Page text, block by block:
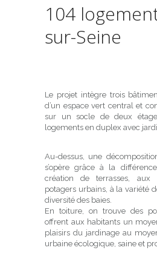
104
sur-Seine
Le projet intègre trois
d’un espace vert central et
sur un socle de deux
logements en duplex avec
Au-dessus, une
s’opère grâce à la
création de terrasses, aux
potagers urbains, à la variété
diversité des baies.
En toiture, on trouve des
offrent aux habitants un
plaisirs du jardinage au
urbaine écologique, saine et